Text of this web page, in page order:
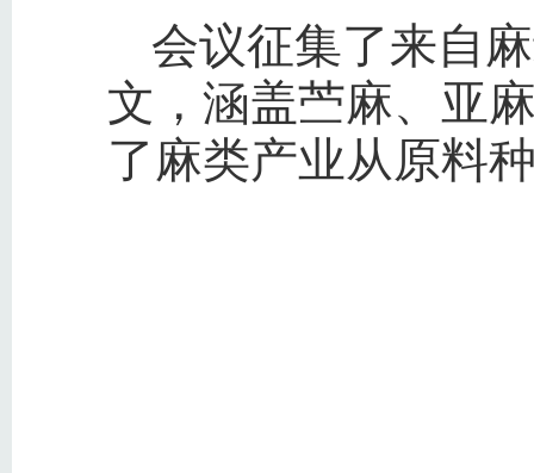
会议征集了来自
文，涵盖苎麻、亚
了麻类产业从原料